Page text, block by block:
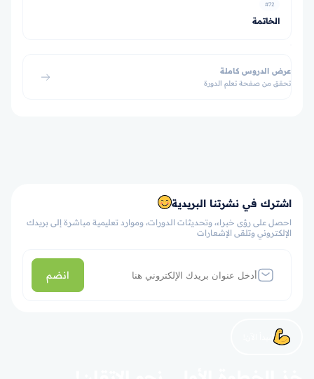
#72
الخاتمة
عرض الدروس كاملة
تحقق من صفحة تعلم الدورة
اشترك في نشرتنا البريدية
احصل على رؤى خبراء، وتحديثات الدورات، وموارد تعليمية مباشرة إلى بريدك
الإلكتروني وتلقى الإشعارات
انضم